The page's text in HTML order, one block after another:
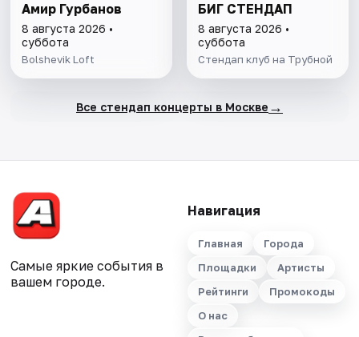
Амир Гурбанов
8 августа 2026 •
суббота
Bolshevik Loft
БИГ СТЕНДАП
8 августа 2026 •
суббота
Стендап клуб на Трубной
Все стендап концерты в Москве →
Самые яркие события в
вашем городе.
Навигация
Главная
Города
Площадки
Артисты
Рейтинги
Промокоды
О нас